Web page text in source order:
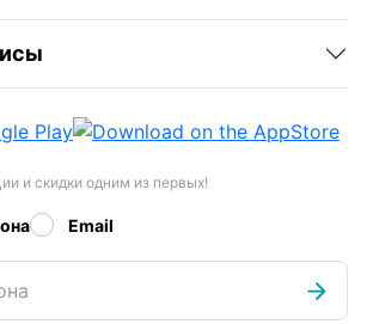
и скидки одним из первых!
Email